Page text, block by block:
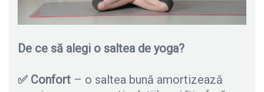
De ce să alegi o saltea de yoga?
✅ Confort – o saltea bună amortizează